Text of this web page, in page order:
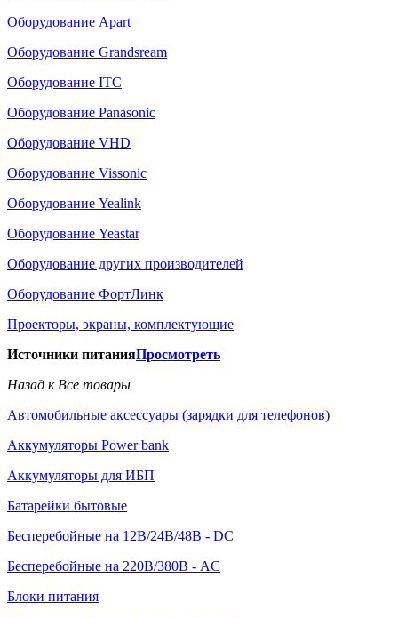
Оборудование Apart
Оборудование Grandsream
Оборудование ITC
Оборудование Panasonic
Оборудование VHD
Оборудование Vissonic
Оборудование Yealink
Оборудование Yeastar
Оборудование других производителей
Оборудование ФортЛинк
Проекторы, экраны, комплектующие
Источники питанияПросмотреть
Назад к Все товары
Автомобильные аксессуары (зарядки для телефонов)
Аккумуляторы Power bank
Аккумуляторы для ИБП
Батарейки бытовые
Бесперебойные на 12В/24В/48В - DC
Бесперебойные на 220В/380В - AC
Блоки питания